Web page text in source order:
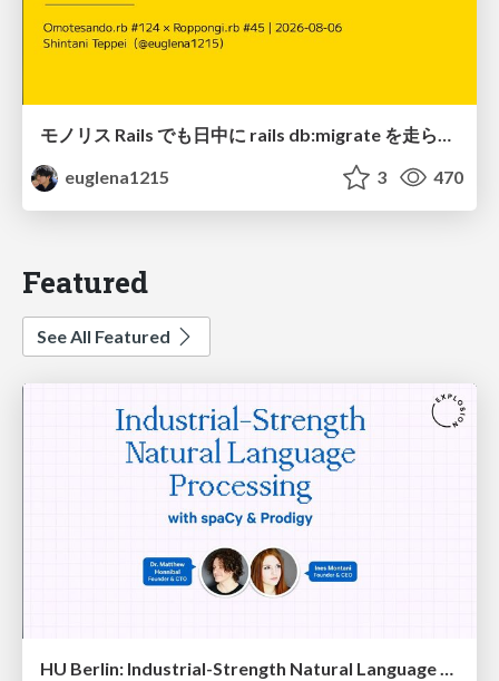
モノリス Rails でも日中に rails db:migrate を走らせたい！ / Daytime rails db:migrate on Monolithic Rails!
euglena1215
3 470
Featured
See All Featured
HU Berlin: Industrial-Strength Natural Language Processing with spaCy and Prodigy